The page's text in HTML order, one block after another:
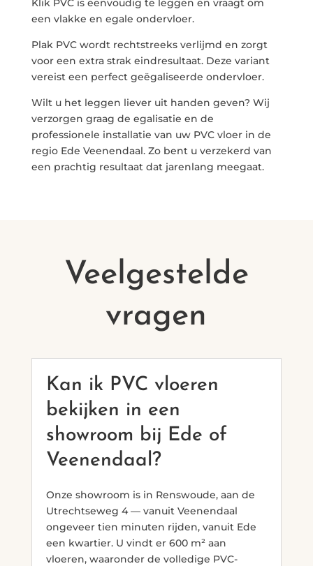
Klik PVC is eenvoudig te leggen en vraagt om
een vlakke en egale ondervloer.
Plak PVC wordt rechtstreeks verlijmd en zorgt
voor een extra strak eindresultaat. Deze variant
vereist een perfect geëgaliseerde ondervloer.
Wilt u het leggen liever uit handen geven? Wij
verzorgen graag de egalisatie en de
professionele installatie van uw PVC vloer in de
regio Ede Veenendaal. Zo bent u verzekerd van
een prachtig resultaat dat jarenlang meegaat.
Veelgestelde
vragen
Kan ik PVC vloeren
bekijken in een
showroom bij Ede of
Veenendaal?
Onze showroom is in Renswoude, aan de
Utrechtseweg 4 — vanuit Veenendaal
ongeveer tien minuten rijden, vanuit Ede
een kwartier. U vindt er 600 m² aan
vloeren, waaronder de volledige PVC-